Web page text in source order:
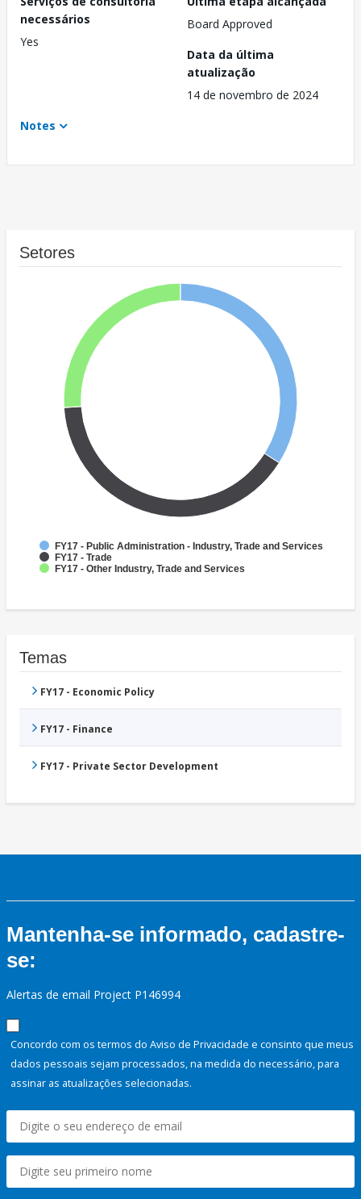
necessários
Yes
Board Approved
Data da última
atualização
14 de novembro de 2024
Notes
Setores
FY17 - Public Administration - Industry, Trade and Services
FY17 - Trade
FY17 - Other Industry, Trade and Services
Temas
FY17 - Economic Policy
FY17 - Finance
FY17 - Private Sector Development
Mantenha-se informado, cadastre-
se:
Alertas de email Project P146994
Concordo com os termos do Aviso de Privacidade e consinto que meus
dados pessoais sejam processados, na medida do necessário, para
assinar as atualizações selecionadas.